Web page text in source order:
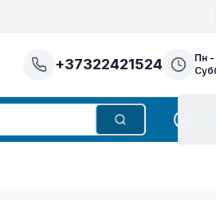
+37322421524
Пн
Поиск